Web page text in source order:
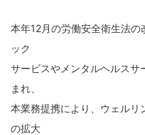
Brainworks ASIA CO.,Ltd
サービス内容
書籍購入
パートナー募集
X
Facebook
本年12月の労働安全衛生法の
ック
サービスやメンタルヘルスサ
まれ、
本業務提携により、ウェルリ
の拡大